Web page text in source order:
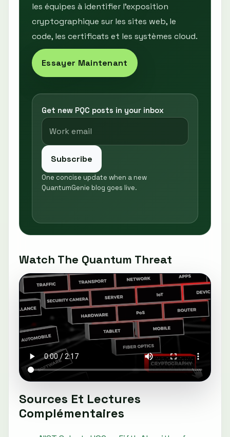
les équipes à identifier l’exposition
cryptographique sur les sites web, le
code, les certificats et les systèmes cloud.
Essayer Maintenant
Get new PQC posts in your inbox
Subscribe
One concise update when a new
QuantumGenie blog goes live.
Watch The Quantum Threat
Sources Et Lectures
Complémentaires